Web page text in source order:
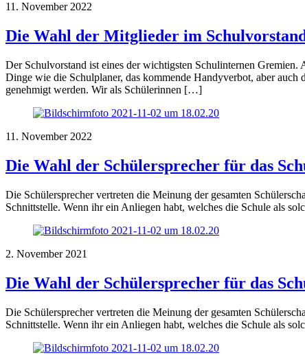
11. November 2022
Die Wahl der Mitglieder im
Der Schulvorstand ist eines der wichtigsten Schulinternen
Dinge wie die Schulplaner, das kommende Handyverbot, aber
genehmigt werden. Wir als Schülerinnen […]
11. November 2022
Die Wahl der Schülersprecher für das
Die Schülersprecher vertreten die Meinung der gesamten
Schnittstelle. Wenn ihr ein Anliegen habt, welches die Schule als
2. November 2021
Die Wahl der Schülersprecher für das
Die Schülersprecher vertreten die Meinung der gesamten
Schnittstelle. Wenn ihr ein Anliegen habt, welches die Schule als